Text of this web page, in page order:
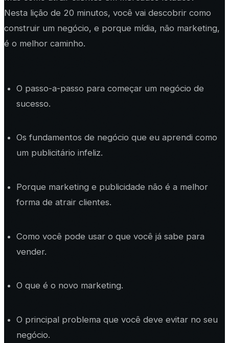
Nesta lição de 20 minutos, você vai descobrir como
construir um negócio, e porque mídia, não marketing,
é o melhor caminho.
O passo-a-passo para começar um negócio de
sucesso.
Os fundamentos de negócio que eu aprendi como
um publicitário infeliz.
Porque marketing e publicidade não é a melhor
forma de atrair clientes.
Como você pode usar o que você já sabe para
vender.
O que é o novo marketing.
O principal problema que você deve evitar no seu
negócio.